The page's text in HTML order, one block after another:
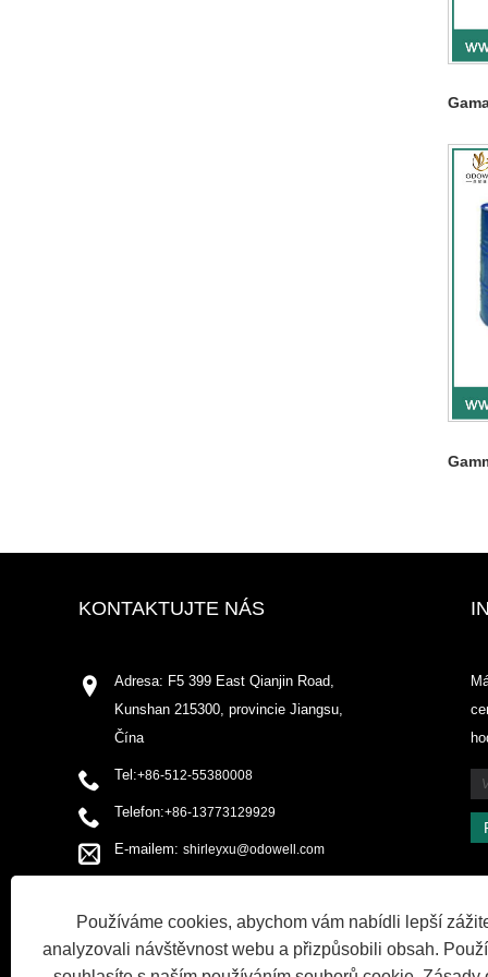
KONTAKTUJTE NÁS
Adresa: F5 399 East Qianjin Road,
Kunshan 215300, provincie Jiangsu,
Čína
Tel:+86-512-55380008
Telefon:+86-13773129929
E-mailem: shirleyxu@odowell.com
Používáme cookies, abychom vám nabídli lepší
analyzovali návštěvnost webu a přizpůsobili obsah.